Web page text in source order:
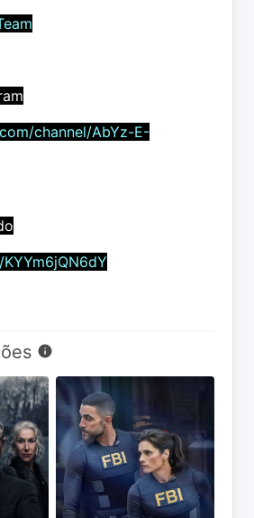
channel/AbYz-E-